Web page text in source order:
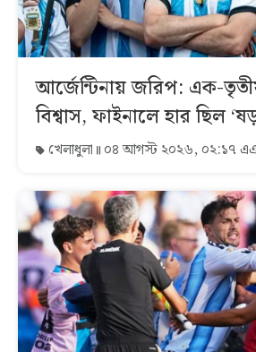
আর্জেন্টিনায় জরিপ: এক-
বিশ্বাস, ফাইনালে হার ছিল
খেলাধুলা ০৪ আগস্ট ২০২৬, ০২:১৭